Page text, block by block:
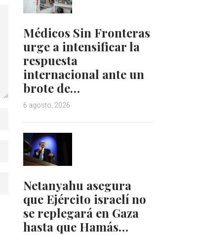
Médicos Sin Fronteras
urge a intensificar la
respuesta
internacional ante un
brote de…
6 agosto, 2026
Netanyahu asegura
que Ejército israelí no
se replegará en Gaza
hasta que Hamás…